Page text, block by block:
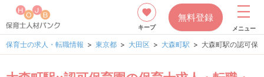
キープ
無料登録
メニュー
保育士の求人・転職情報 東京都 大田区 大森町駅 大森町駅の認可保